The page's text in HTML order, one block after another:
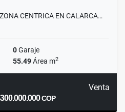
CENTRICA EN CALARCA…
0Garaje
55.49Área m2
Venta
COP